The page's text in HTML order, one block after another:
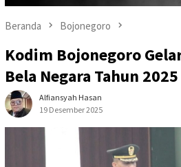
Beranda Bojonegoro
Kodim Bojonegoro
Bela Negara Tahun 2025
Alfiansyah Hasan
19 Desember 2025